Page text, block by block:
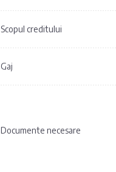
Scopul creditului
Gaj
Documente necesare